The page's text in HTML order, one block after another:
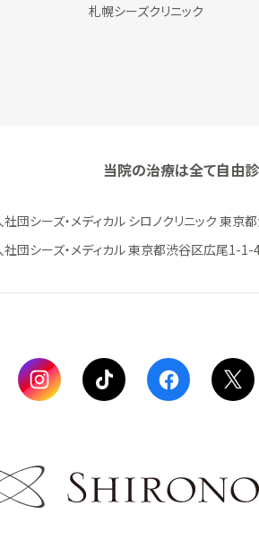
札幌シーズクリニック
当院の治療は全て自由
団シーズ・メディカル シロノクリニック 東
団シーズ・メディカル 東京都渋谷区広尾1-1-